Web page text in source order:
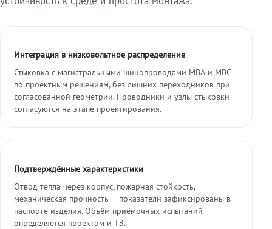
Интеграция в низковольтное распределение
Стыковка с магистральными шинопроводами МВА и МВС
по проектным решениям, без лишних переходников при
согласованной геометрии. Проводники и узлы стыковки
согласуются на этапе проектирования.
Подтверждённые характеристики
Отвод тепла через корпус, пожарная стойкость,
механическая прочность — показатели зафиксированы в
паспорте изделия. Объём приёмочных испытаний
определяется проектом и ТЗ.